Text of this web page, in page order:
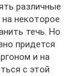
различные
некоторое
течь. Но
придется
и на
с этой